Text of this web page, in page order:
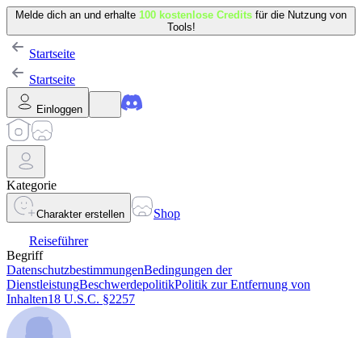
Melde dich an und erhalte 100 kostenlose Credits für die Nutzung von
Tools!
Startseite
Startseite
Einloggen
Kategorie
Charakter erstellen
Shop
Reiseführer
Begriff
DatenschutzbestimmungenBedingungen der
DienstleistungBeschwerdepolitikPolitik zur Entfernung von
Inhalten18 U.S.C. §2257